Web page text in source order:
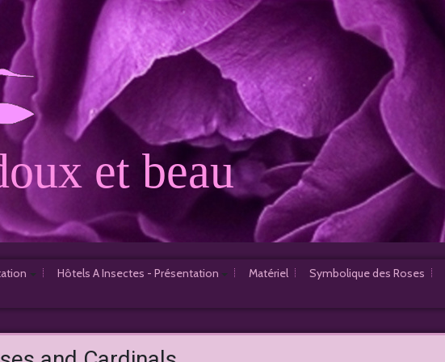
et beau
Hôtels A Insectes - Présentation
2e Hôtel à Insectes
Matériel Symbolique des Roses